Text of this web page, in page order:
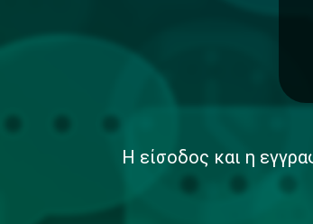
Η είσοδος και η